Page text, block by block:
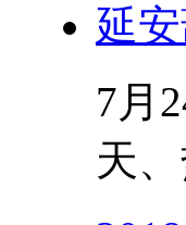
延
7月
天